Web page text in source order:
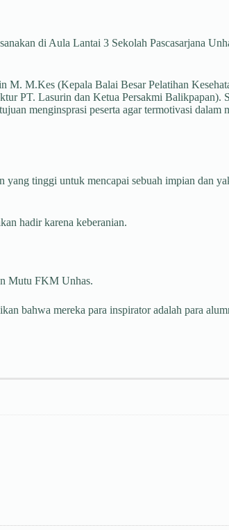
di Aula Lantai 3 Sekolah Pascasarjana
M.Kes (Kepala Balai Besar Pelatihan
PT. Lasurin dan Ketua Persakmi Balikpapan).
menginsprasi peserta agar termotivasi dalam
tinggi untuk mencapai sebuah impian dan
hadir karena keberanian.
Mutu FKM Unhas.
bahwa mereka para inspirator adalah para